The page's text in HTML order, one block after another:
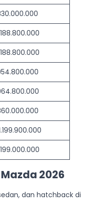
2026
dan hatchback di